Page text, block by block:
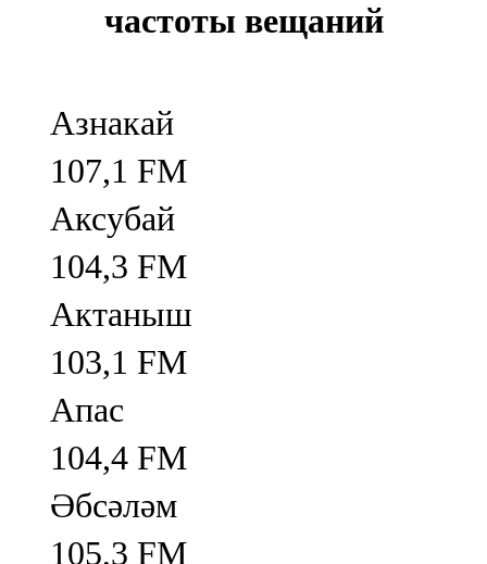
частоты вещаний
Азнакай
107,1 FM
Аксубай
104,3 FM
Актаныш
103,1 FM
Апас
104,4 FM
Әбсәләм
105,3 FM